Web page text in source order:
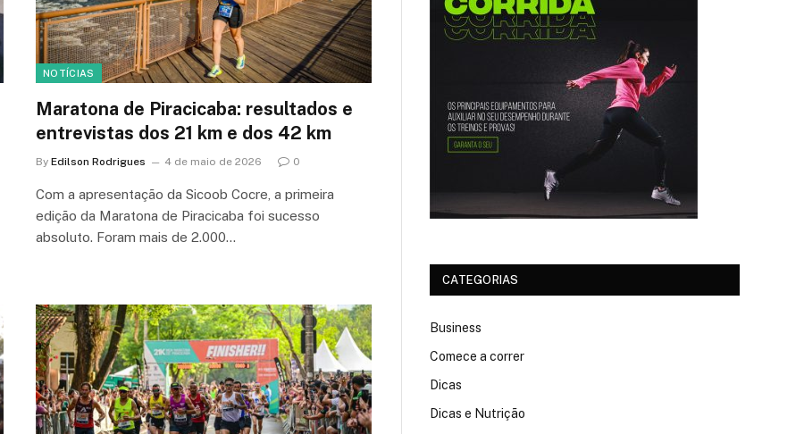
NOTÍCIAS
Maratona de Piracicaba: resultados e
entrevistas dos 21 km e dos 42 km
By Edilson Rodrigues 4 de maio de 2026 0
Com a apresentação da Sicoob Cocre, a primeira
edição da Maratona de Piracicaba foi sucesso
absoluto. Foram mais de 2.000…
CATEGORIAS
Business
Comece a correr
Dicas
Dicas e Nutrição